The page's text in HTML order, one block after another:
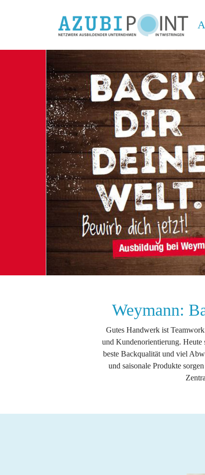
Weymann:
Gutes Handwerk ist
und Kundenorientierung. Heute
beste Backqualität und viel
und saisonale Produkte